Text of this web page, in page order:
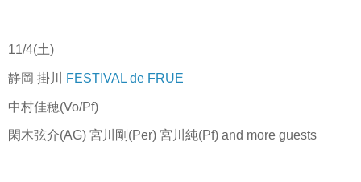
11/4(土)
静岡 掛川 FESTIVAL de FRUE
中村佳穂(Vo/Pf)
閑木弦介(AG) 宮川剛(Per) 宮川純(Pf) and more guests